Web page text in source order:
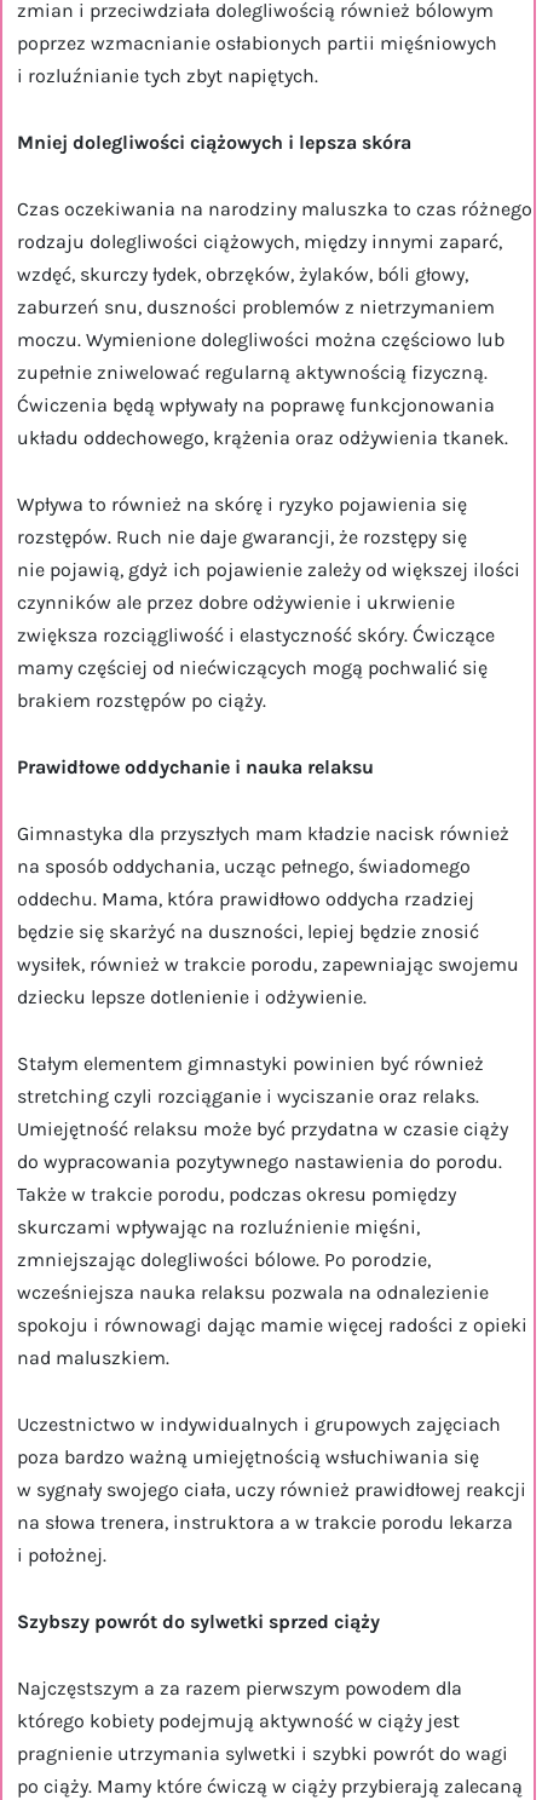
zmian i przeciwdziała dolegliwością również bólowym
poprzez wzmacnianie osłabionych partii mięśniowych
i rozluźnianie tych zbyt napiętych.
Mniej dolegliwości ciążowych i lepsza skóra
Czas oczekiwania na narodziny maluszka to czas różnego
rodzaju dolegliwości ciążowych, między innymi zaparć,
wzdęć, skurczy łydek, obrzęków, żylaków, bóli głowy,
zaburzeń snu, duszności problemów z nietrzymaniem
moczu. Wymienione dolegliwości można częściowo lub
zupełnie zniwelować regularną aktywnością fizyczną.
Ćwiczenia będą wpływały na poprawę funkcjonowania
układu oddechowego, krążenia oraz odżywienia tkanek.
Wpływa to również na skórę i ryzyko pojawienia się
rozstępów. Ruch nie daje gwarancji, że rozstępy się
nie pojawią, gdyż ich pojawienie zależy od większej ilości
czynników ale przez dobre odżywienie i ukrwienie
zwiększa rozciągliwość i elastyczność skóry. Ćwiczące
mamy częściej od niećwiczących mogą pochwalić się
brakiem rozstępów po ciąży.
Prawidłowe oddychanie i nauka relaksu
Gimnastyka dla przyszłych mam kładzie nacisk również
na sposób oddychania, ucząc pełnego, świadomego
oddechu. Mama, która prawidłowo oddycha rzadziej
będzie się skarżyć na duszności, lepiej będzie znosić
wysiłek, również w trakcie porodu, zapewniając swojemu
dziecku lepsze dotlenienie i odżywienie.
Stałym elementem gimnastyki powinien być również
stretching czyli rozciąganie i wyciszanie oraz relaks.
Umiejętność relaksu może być przydatna w czasie ciąży
do wypracowania pozytywnego nastawienia do porodu.
Także w trakcie porodu, podczas okresu pomiędzy
skurczami wpływając na rozluźnienie mięśni,
zmniejszając dolegliwości bólowe. Po porodzie,
wcześniejsza nauka relaksu pozwala na odnalezienie
spokoju i równowagi dając mamie więcej radości z opieki
nad maluszkiem.
Uczestnictwo w indywidualnych i grupowych zajęciach
poza bardzo ważną umiejętnością wsłuchiwania się
w sygnały swojego ciała, uczy również prawidłowej reakcji
na słowa trenera, instruktora a w trakcie porodu lekarza
i położnej.
Szybszy powrót do sylwetki sprzed ciąży
Najczęstszym a za razem pierwszym powodem dla
którego kobiety podejmują aktywność w ciąży jest
pragnienie utrzymania sylwetki i szybki powrót do wagi
po ciąży. Mamy które ćwiczą w ciąży przybierają zalecaną